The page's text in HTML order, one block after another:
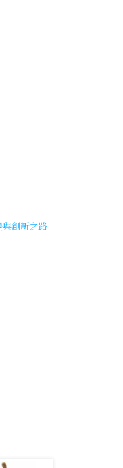
創新之路